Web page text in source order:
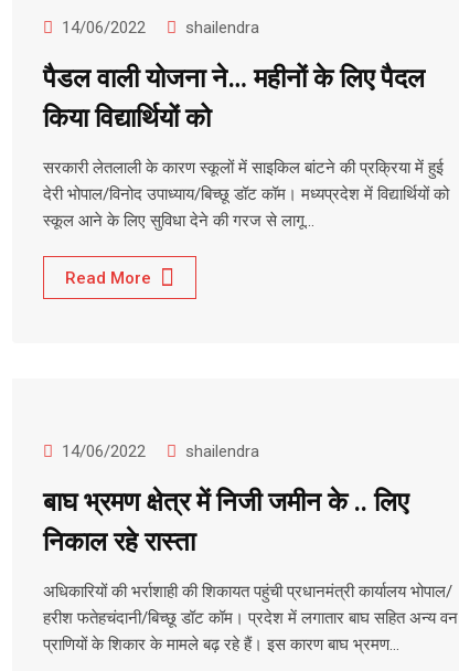
14/06/2022 shailendra
पैडल वाली योजना ने… महीनों के लिए पैदल
किया विद्यार्थियों को
सरकारी लेतलाली के कारण स्कूलों में साइकिल बांटने की प्रक्रिया में हुई
देरी भोपाल/विनोद उपाध्याय/बिच्छू डॉट कॉम। मध्यप्रदेश में विद्यार्थियों को
स्कूल आने के लिए सुविधा देने की गरज से लागू…
Read More
14/06/2022 shailendra
बाघ भ्रमण क्षेत्र में निजी जमीन के .. लिए
निकाल रहे रास्ता
अधिकारियों की भर्राशाही की शिकायत पहुंची प्रधानमंत्री कार्यालय भोपाल/
हरीश फतेहचंदानी/बिच्छू डॉट कॉम। प्रदेश में लगातार बाघ सहित अन्य वन
प्राणियों के शिकार के मामले बढ़ रहे हैं। इस कारण बाघ भ्रमण…